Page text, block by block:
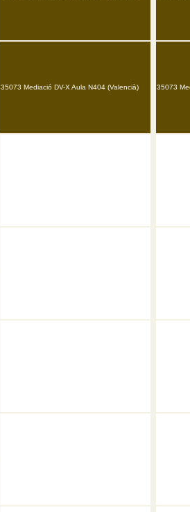
35073 Mediació DV-X Aula N404 (Valencià) 35073